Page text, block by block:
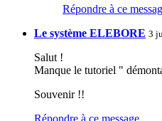
Répondre à ce
Le système ELEBORE 3
Salut !
Manque le tutoriel "
Souvenir !!
Répondre à ce message